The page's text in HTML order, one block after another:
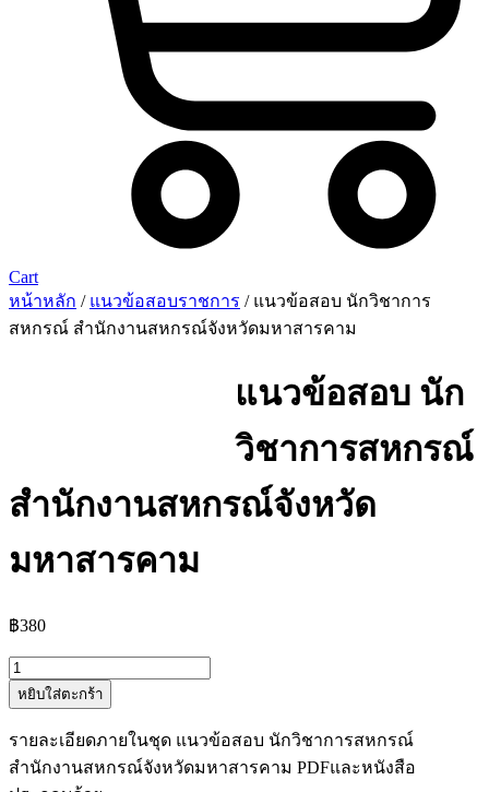
Cart
หน้าหลัก / แนวข้อสอบราชการ / แนวข้อสอบ นักวิชาการ
สหกรณ์ สำนักงานสหกรณ์จังหวัดมหาสารคาม
แนวข้อสอบ นัก
วิชาการสหกรณ์
สำนักงานสหกรณ์จังหวัด
มหาสารคาม
฿380
จำนวน
แนว
นัก
วิชาการ
หยิบใส่ตะกร้า
รายละเอียดภายในชุด แนวข้อสอบ นักวิชาการสหกรณ์
สำนักงานสหกรณ์จังหวัดมหาสารคาม PDFและหนังสือ